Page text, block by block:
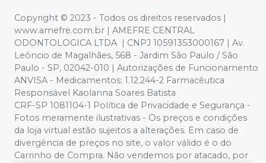
Copyright © 2023 - Todos os direitos reservados |
www.amefre.com.br | AMEFRE CENTRAL
ODONTOLOGICA LTDA | CNPJ 10591353000167 | Av.
Leôncio de Magalhães, 568 - Jardim São Paulo / São
Paulo - SP, 02042-010 | Autorizações de Funcionamento
ANVISA - Medicamentos: 1.12.244-2 Farmacêutica
Responsável Kaolanna Soares Batista
CRF-SP 1081104-1 Política de Privacidade e Segurança -
Fotos meramente ilustrativas - Os preços e condições
da loja virtual estão sujeitos a alterações. Em caso de
divergência de preços no site, o valor válido é o do
Carrinho de Compra. Não vendemos por atacado, por